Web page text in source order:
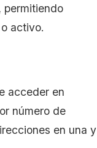
permitiendo
activo.
acceder en
número de
en una y